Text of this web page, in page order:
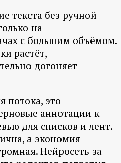
текста без ручной
на
с большим объёмом.
растёт,
догоняет
потока, это
аннотации к
для списков и лент.
а экономия
Нейросеть за